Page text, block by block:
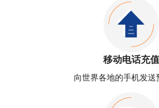
移动电话充值
向世界各地的手机发送